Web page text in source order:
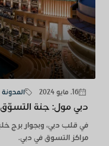
16. مايو 2024 المدونة
دبي مول: جنة
في قلب دبي، وبجوار برج
مراكز التسوق في دبي.